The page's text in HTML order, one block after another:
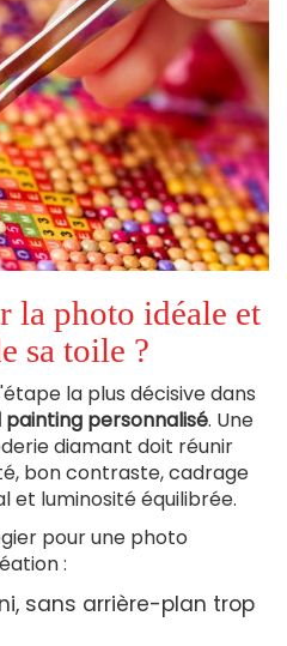
la photo idéale et
sa toile ?
la plus décisive dans
personnalisé. Une
diamant doit réunir
bon contraste, cadrage
et luminosité équilibrée.
pour une photo
:
sans arrière-plan trop